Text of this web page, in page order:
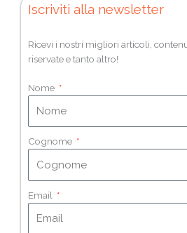
Iscriviti alla newsletter
Ricevi i nostri migliori articoli,
riservate e tanto altro!
Nome
Cognome
Email